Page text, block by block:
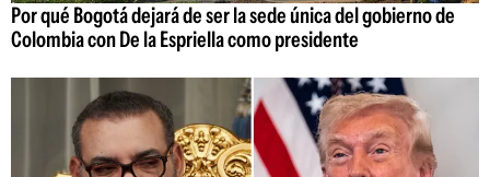
Por qué Bogotá dejará de ser la sede única del gobierno de
Colombia con De la Espriella como presidente